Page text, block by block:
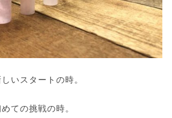
いスタートの時。
ての挑戦の時。